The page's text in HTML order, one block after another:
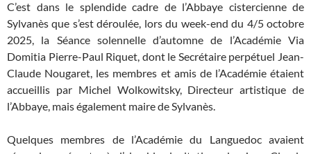
C’est dans le splendide cadre de l’Abbaye cistercienne de
Sylvanès que s’est déroulée, lors du week-end du 4/5 octobre
2025, la Séance solennelle d’automne de l’Académie Via
Domitia Pierre-Paul Riquet, dont le Secrétaire perpétuel Jean-
Claude Nougaret, les membres et amis de l’Académie étaient
accueillis par Michel Wolkowitsky, Directeur artistique de
l’Abbaye, mais également maire de Sylvanès.
Quelques membres de l’Académie du Languedoc avaient